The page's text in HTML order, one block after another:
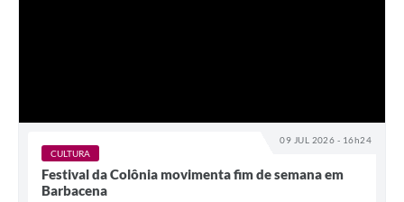
09 JUL 2026 - 16h24
CULTURA
Festival da Colônia movimenta fim de semana em
Barbacena